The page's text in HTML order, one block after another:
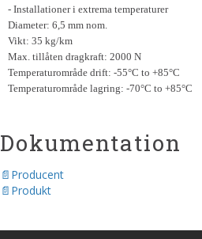
- Installationer i extrema temperaturer
Diameter: 6,5 mm nom.
Vikt: 35 kg/km
Max. tillåten dragkraft: 2000 N
Temperaturområde drift: -55°C to +85°C
Temperaturområde lagring: -70°C to +85°C
Dokumentation
Producent
Produkt